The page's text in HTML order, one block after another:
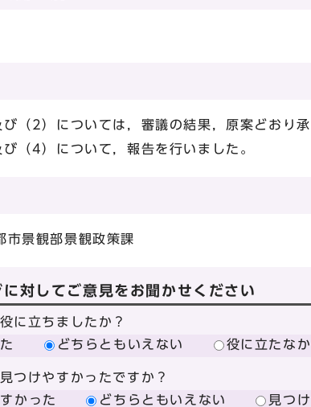
（2）については，審議の結果，原案どおり承
（4）について，報告を行いました。
市景観部景観政策課
に対してご意見をお聞かせください
に立ちましたか？
どちらともいえない 役に立たな
つけやすかったですか？
かった
どちらともいえない 見つ